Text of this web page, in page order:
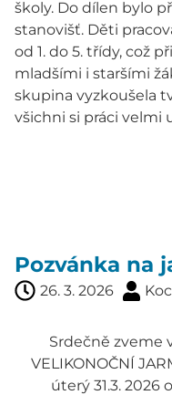
školy. Do dílen bylo
stanovišť. Děti
od 1. do 5. třídy, což
mladšími i staršími
skupina vyzkoušela
všichni si práci velmi
Pozvánka na
26. 3. 2026
Srdečně zveme
VELIKONOČNÍ
úterý 31.3. 2026